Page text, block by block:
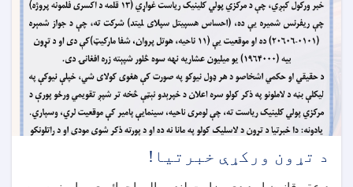
د تړون ورکړې خبرتیا!